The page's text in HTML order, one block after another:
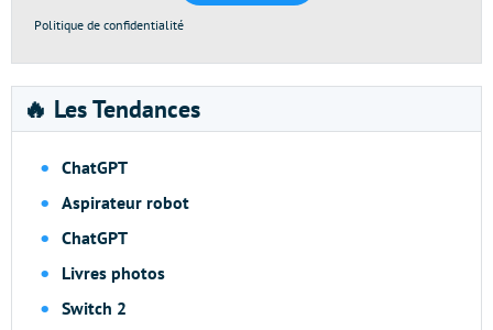
Politique de confidentialité
🔥 Les Tendances
ChatGPT
Aspirateur robot
ChatGPT
Livres photos
Switch 2